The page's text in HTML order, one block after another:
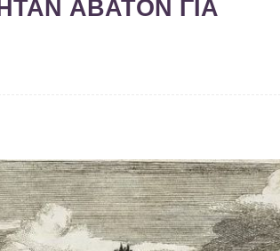
ΑΒΑΤΟΝ ΓΙΑ